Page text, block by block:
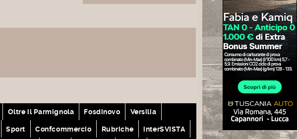
Oltre il Parmignola Fosdinovo Versilia
Sport Confcommercio Rubriche interSVISTA